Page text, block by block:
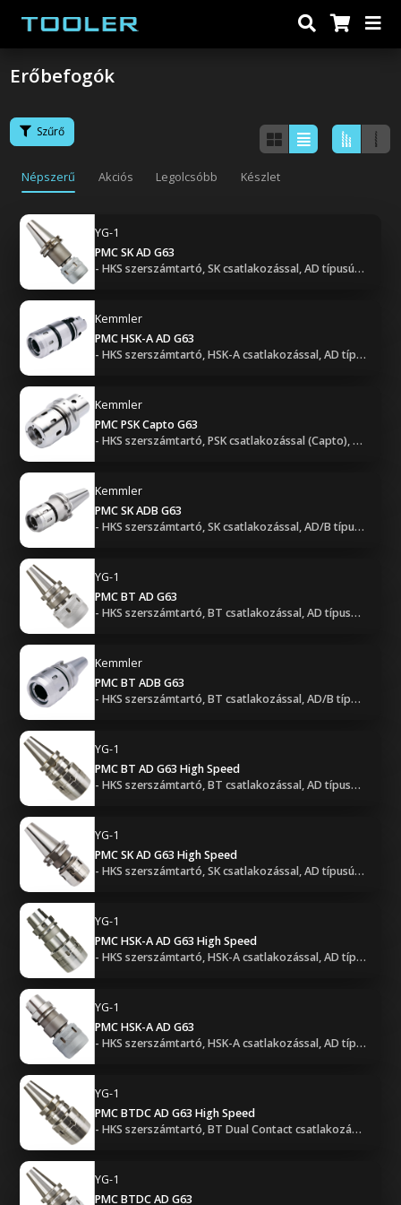
Erőbefogók
Szűrő
Népszerű Akciós Legolcsóbb Készlet
YG-1
PMC SK AD G63
- HKS szerszámtartó, SK csatlakozással, AD típusú hűtéssel, G6.3 kiegyensúlyozással
Kemmler
PMC HSK-A AD G63
- HKS szerszámtartó, HSK-A csatlakozással, AD típusú hűtéssel, G6.3 kiegyensúlyozással
Kemmler
PMC PSK Capto G63
- HKS szerszámtartó, PSK csatlakozással (Capto), G6.3 kiegyensúlyozással
Kemmler
PMC SK ADB G63
- HKS szerszámtartó, SK csatlakozással, AD/B típusú hűtéssel, G6.3 kiegyensúlyozással
YG-1
PMC BT AD G63
- HKS szerszámtartó, BT csatlakozással, AD típusú hűtéssel, G6.3 kiegyensúlyozással
Kemmler
PMC BT ADB G63
- HKS szerszámtartó, BT csatlakozással, AD/B típusú hűtéssel, G6.3 kiegyensúlyozással
YG-1
PMC BT AD G63 High Speed
- HKS szerszámtartó, BT csatlakozással, AD típusú hűtéssel, G6.3 kiegyensúlyozással - Nagy sebességű
YG-1
PMC SK AD G63 High Speed
- HKS szerszámtartó, SK csatlakozással, AD típusú hűtéssel, G6.3 kiegyensúlyozással - Nagy sebességű
YG-1
PMC HSK-A AD G63 High Speed
- HKS szerszámtartó, HSK-A csatlakozással, AD típusú hűtéssel, G6.3 kiegyensúlyozással - Nagy sebességű
YG-1
PMC HSK-A AD G63
- HKS szerszámtartó, HSK-A csatlakozással, AD típusú hűtéssel, G6.3 kiegyensúlyozással
YG-1
PMC BTDC AD G63 High Speed
- HKS szerszámtartó, BT Dual Contact csatlakozással, AD típusú hűtéssel, G6.3 kiegyensúlyozással - Nagy sebességű
YG-1
PMC BTDC AD G63